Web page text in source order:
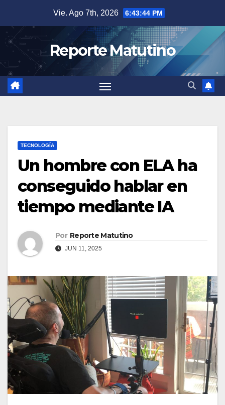
contenido
Vie. Ago 7th, 2026 6:43:45 PM
Reporte Matutino
TECNOLOGÍA
Un hombre con ELA ha
conseguido hablar en
tiempo mediante IA
Por Reporte Matutino
JUN 11, 2025